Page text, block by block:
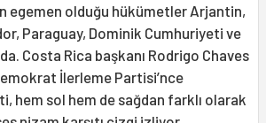
egemen olduğu hükümetler Arjantin,
Paraguay, Dominik Cumhuriyeti ve
Costa Rica başkanı Rodrigo Chaves
İlerleme Partisi’nce
hem sol hem de sağdan farklı olarak